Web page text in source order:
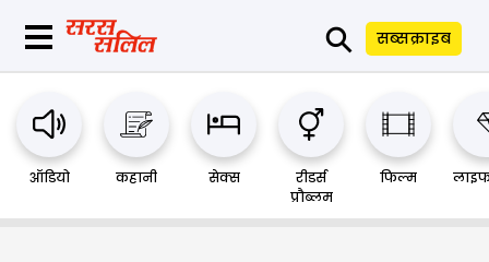
⚲ सब्सक्राइब
ऑडियो कहानी सेक्स
रीडर्स
प्रौब्लम
फिल्म